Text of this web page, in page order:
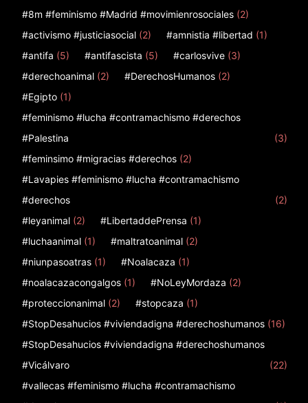
#8m #feminismo #Madrid #movimienrosociales (2)
#activismo #justiciasocial (2) #amnistia #libertad (1)
#antifa (5) #antifascista (5) #carlosvive (3)
#derechoanimal (2) #DerechosHumanos (2)
#Egipto (1)
#feminismo #lucha #contramachismo #derechos
#Palestina
(3)
#feminsimo #migracias #derechos (2)
#Lavapies #feminismo #lucha #contramachismo
#derechos
(2)
#leyanimal (2) #LibertaddePrensa (1)
#luchaanimal (1) #maltratoanimal (2)
#niunpasoatras (1) #Noalacaza (1)
#noalacazacongalgos (1) #NoLeyMordaza (2)
#proteccionanimal (2) #stopcaza (1)
#StopDesahucios #viviendadigna #derechoshumanos (16)
#StopDesahucios #viviendadigna #derechoshumanos
#Vicálvaro
(22)
#vallecas #feminismo #lucha #contramachismo